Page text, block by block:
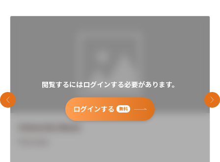
閲覧するにはログインする必要があります。
ログインする 無料
前のスライド 次